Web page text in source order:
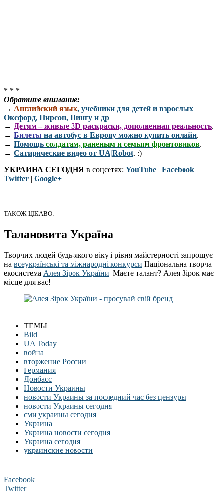
* * *
Обратите внимание:
→ Английский язык, учебники для детей и взрослых
Оксфорд, Пирсон, Пингу и др.
→ Детям – живые 3D раскраски, дополненная реальность.
→ Билеты на автобус в Европу можно купить онлайн.
→ Помощь солдатам, раненым и семьям фронтовиков.
→ Сатирические видео от UA|Robot. :)
УКРАИНА СЕГОДНЯ в соцсетях: YouTube | Facebook |
Twitter | Google+
ТАКОЖ ЦІКАВО:
Талановита Україна
Творчих людей будь-якого віку і рівня майстерності запрошує
на всеукраїнські та міжнародні конкурси Національна творча
екосистема Алея Зірок України. Маєте талант? Алея Зірок має
місце для вас!
ТЕМЫ
Bild
UA Today
война
вторжение России
Германия
Донбасс
Новости Украины
новости Украины за последний час без цензуры
новости Украины сегодня
сми украины сегодня
Украина
Украина новости сегодня
Украина сегодня
украинские новости
Facebook
Twitter